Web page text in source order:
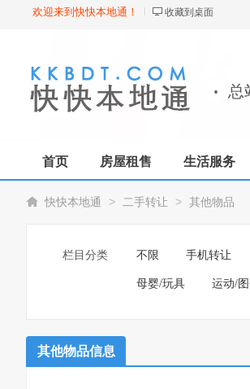
欢迎来到快快本地通！ 收藏到桌面
· 总
首页 房屋租售 生活服务
快快本地通 > 二手转让 > 其他物品
栏目分类 不限 手机转让
母婴/玩具 运动/
其他物品信息